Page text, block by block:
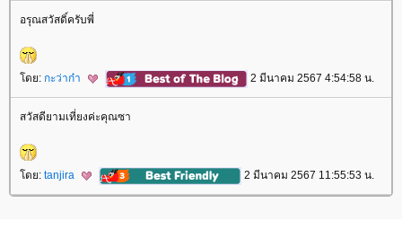
อรุณสวัสดิ์ครับพี่
ดย: กะว่าก๋า 2 มีนาคม 2567 4:54:58 น.
สวัสดียามเที่ยงค่ะคุณซา
ดย: tanjira 2 มีนาคม 2567 11:55:53 น.